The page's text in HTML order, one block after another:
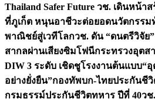
Thailand Safer Future วช. เดินหน้า
ที่ภูเก็ต หนุนอาชีวะต่อยอดนวัตกรรม
พาณิชย์สู่เวทีโลกวช. ดัน “ดนตรีวิจัย
สากลผ่านเสียงซิมโฟนีกระทรวงอุตส
DIW 3 ระดับ เชิดชูโรงงานต้นแบบ
อย่างยั่งยืน”กองทัพบก-ไทยประกันชี
กรมธรรม์ประกันชีวิตทหาร ปีที่ 40วช